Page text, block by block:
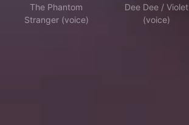
The Phantom
Stranger (voice)
Dee Dee / Violet
(voice)